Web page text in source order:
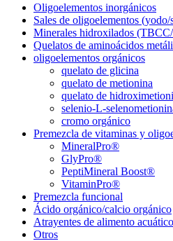
Oligoelementos inorgánicos
Sales de oligoelementos
Minerales hidroxilados
Quelatos de aminoácidos
oligoelementos orgánicos
quelato de glicina
quelato de metionina
quelato de
selenio-L-
cromo orgánico
Premezcla de vitaminas y
MineralPro®
GlyPro®
PeptiMineral Boost®
VitaminPro®
Premezcla funcional
Ácido orgánico/calcio orgánico
Atrayentes de alimento acuático
Otros